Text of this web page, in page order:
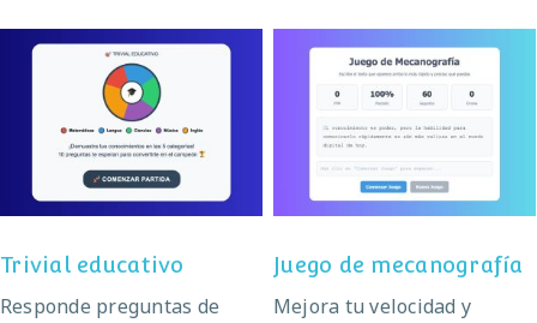
Trivial educativo
Trivial educativo
Responde preguntas de
Juego de
mecanografía
Juego de mecanografía
Mejora tu velocidad y